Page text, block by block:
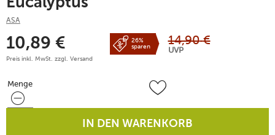
ASA
10,89 €
Preis inkl. MwSt. zzgl. Versand
26%
sparen
14,90 €
UVP
Menge
Menge
IN DEN WARENKORB